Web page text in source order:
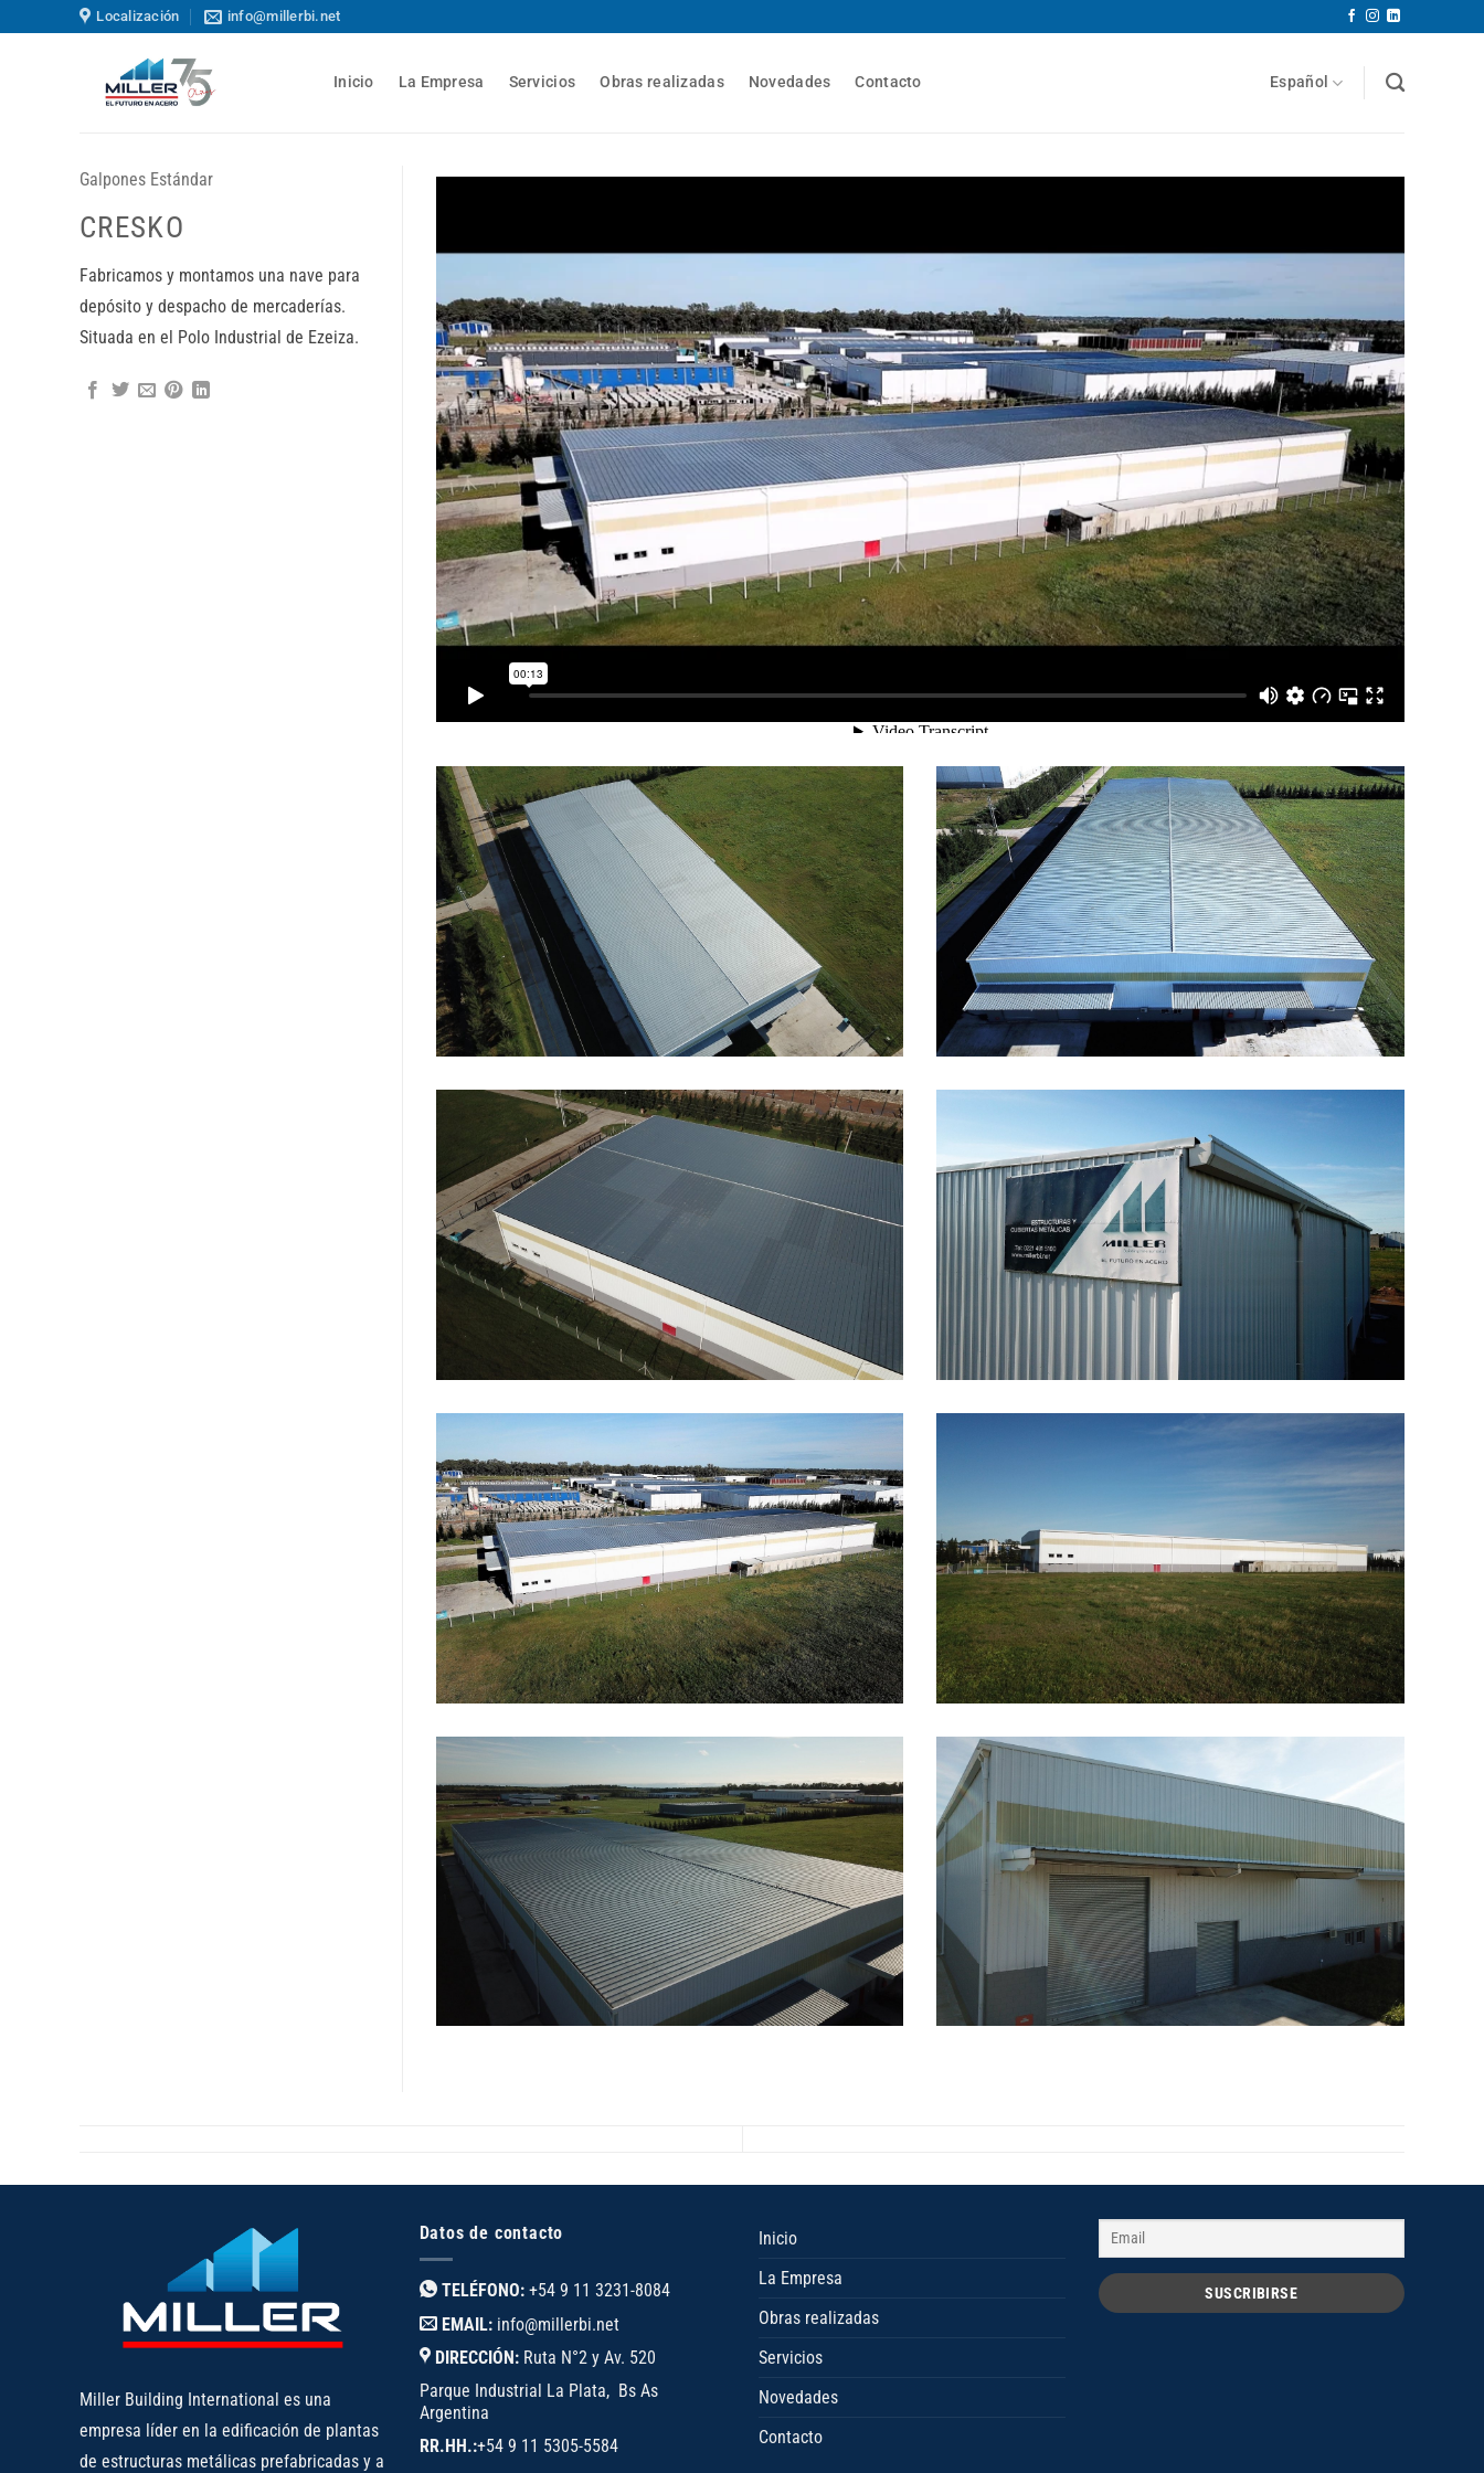
al
Localización info@millerbi.net
Inicio La Empresa Servicios Obras realizadas Novedades Contacto Español
Galpones Estándar
CRESKO
Fabricamos y montamos una nave para
depósito y despacho de mercaderías.
Situada en el Polo Industrial de Ezeiza.
Miller Building International es una
empresa líder en la edificación de plantas
de estructuras metálicas prefabricadas y a
Datos de contacto
TELÉFONO:+54 9 11 3231-8084
EMAIL:info@millerbi.net
DIRECCIÓN:Ruta N°2 y Av. 520
Parque Industrial La Plata, Bs As
Argentina
RR.HH.:+54 9 11 5305-5584
Inicio
La Empresa
Obras realizadas
Servicios
Novedades
Contacto